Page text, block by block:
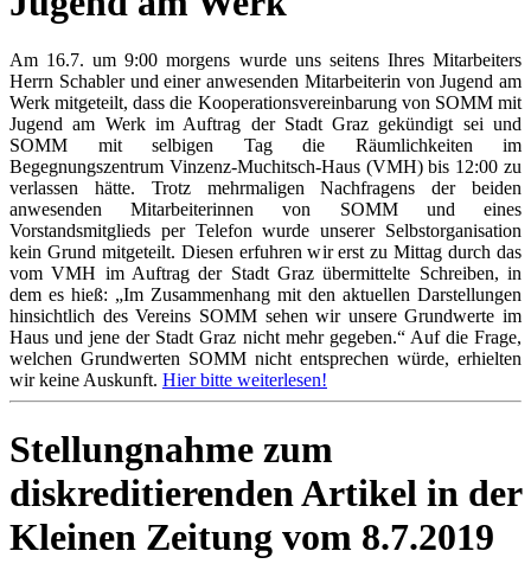
Am 16.7. um 9:00 morgens wurde uns seitens Ihres Mitarbeiters
Herrn Schabler und einer anwesenden Mitarbeiterin von Jugend am
Werk mitgeteilt, dass die Kooperationsvereinbarung von SOMM mit
Jugend am Werk im Auftrag der Stadt Graz gekündigt sei und
SOMM mit selbigen Tag die Räumlichkeiten im
Begegnungszentrum Vinzenz-Muchitsch-Haus (VMH) bis 12:00 zu
verlassen hätte. Trotz mehrmaligen Nachfragens der beiden
anwesenden Mitarbeiterinnen von SOMM und eines
Vorstandsmitglieds per Telefon wurde unserer Selbstorganisation
kein Grund mitgeteilt. Diesen erfuhren wir erst zu Mittag durch das
vom VMH im Auftrag der Stadt Graz übermittelte Schreiben, in
dem es hieß: „Im Zusammenhang mit den aktuellen Darstellungen
hinsichtlich des Vereins SOMM sehen wir unsere Grundwerte im
Haus und jene der Stadt Graz nicht mehr gegeben.“ Auf die Frage,
welchen Grundwerten SOMM nicht entsprechen würde, erhielten
wir keine Auskunft. Hier bitte weiterlesen!
Stellungnahme zum
diskreditierenden Artikel in der
Kleinen Zeitung vom 8.7.2019